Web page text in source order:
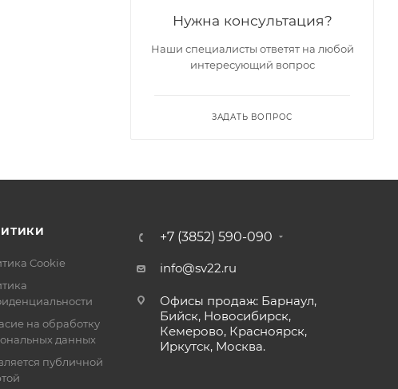
Нужна консультация?
Наши специалисты ответят на любой
интересующий вопрос
ЗАДАТЬ ВОПРОС
Cookie
на обработку
данных
публичной
+7 (3852) 590-090
info@sv22.ru
Офисы продаж: Барнаул,
Бийск, Новосибирск,
Кемерово, Красноярск,
Иркутск, Москва.